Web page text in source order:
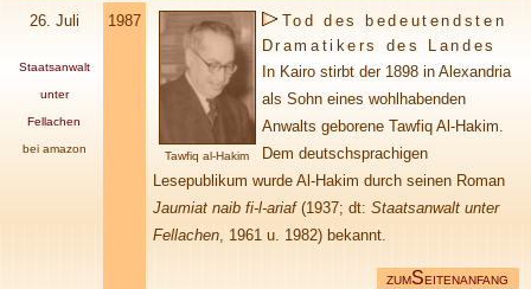
26. Juli
Staatsanwalt
unter
Fellachen
bei amazon
1987
Tawfiq al-Hakim
Tod des bedeutendsten
Dramatikers des Landes
In Kairo stirbt der 1898 in Alexandria
als Sohn eines wohlhabenden
Anwalts geborene Tawfiq Al-Hakim.
Dem deutschsprachigen
Lesepublikum wurde Al-Hakim durch seinen Roman
Jaumiat naib fi-l-ariaf(1937; dt: Staatsanwalt unter
Fellachen, 1961 u. 1982) bekannt.
ZUMSEITENANFANG